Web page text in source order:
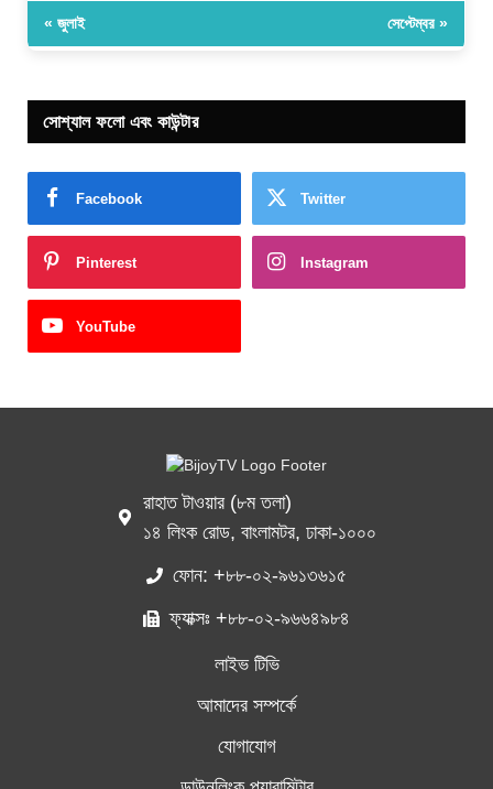
« জুলাই সেপ্টেম্বর »
সোশ্যাল ফলো এবং কাউন্টার
Facebook Twitter
Pinterest Instagram
YouTube
রাহাত টাওয়ার (৮ম তলা)
১৪ লিংক রোড, বাংলামটর, ঢাকা-১০০০
ফোন: +৮৮-০২-৯৬১৩৬১৫
ফ্যাক্সঃ +৮৮-০২-৯৬৬৪৯৮৪
লাইভ টিভি
আমাদের সম্পর্কে
যোগাযোগ